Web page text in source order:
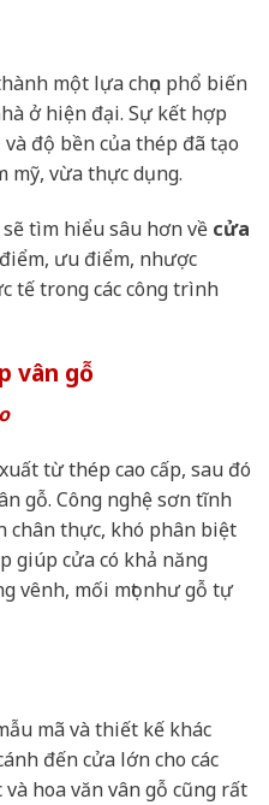
một lựa chọn phổ biến
ở hiện đại. Sự kết hợp
độ bền của thép đã tạo
mỹ, vừa thực dụng.
tìm hiểu sâu hơn về cửa
ưu điểm, nhược
tế trong các công trình
vân gỗ
từ thép cao cấp, sau đó
gỗ. Công nghệ sơn tĩnh
chân thực, khó phân biệt
giúp cửa có khả năng
vênh, mối mọt như gỗ tự
mã và thiết kế khác
đến cửa lớn cho các
hoa văn vân gỗ cũng rất